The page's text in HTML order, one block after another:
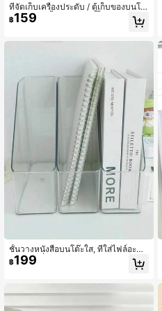
ที่จัดเก็บเครื่องประดับ / ตู้เก็บของบนโต๊
ะ - มีหลายชั้น (2/3/4/5 ชั้น) เหมาะสำ
หรับการใช้งานบนโต๊ะและจัดระเบียบสิ่
฿159
ชั้นวางหนังสือบนโต๊ะใส, ที่ใส่ไฟล์อะคริ
ลิกหนา, ที่จัดระเบียบบนโต๊ะหลายฟังก์ชั
น, ชั้นวางเครื่องเขียนและกล่องเก็บหนัง
฿199